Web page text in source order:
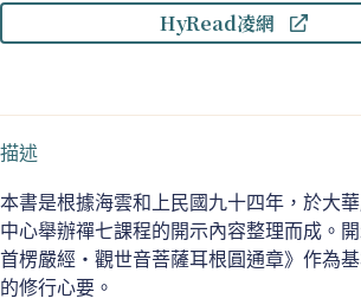
嚴
根
圓
章
談
禪
法
心
HyRead凌網
描述
本書是根據海雲和上民國九十四年，於大
中心舉辦禪七課程的開示內容整理而成。
首楞嚴經‧觀世音菩薩耳根圓通章》作為
的修行心要。